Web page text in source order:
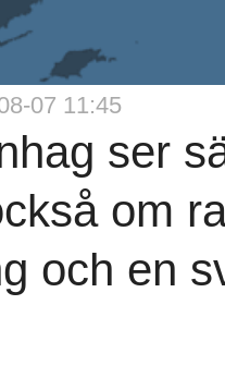
07 11:45
ser
om
och en